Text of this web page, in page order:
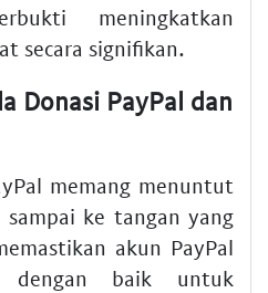
meningkatkan
secara signifikan.
Donasi PayPal dan
memang menuntut
ke tangan yang
akun PayPal
dengan baik untuk